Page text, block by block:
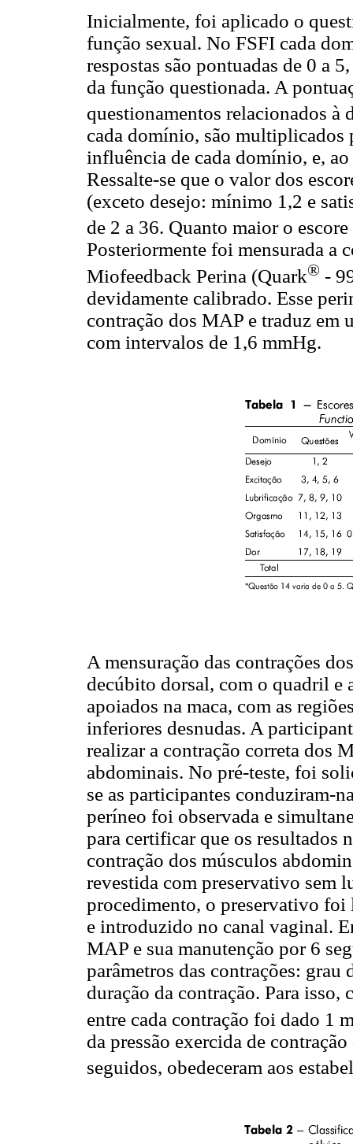
Inicialmente, foi aplicado o
função sexual. No FSFI cada
respostas são pontuadas de 0 a
da função questionada. A
questionamentos relacionados à
cada domínio, são multiplicados
influência de cada domínio, e,
Ressalte-se que o valor dos
(exceto desejo: mínimo 1,2 e
de 2 a 36. Quanto maior o
Posteriormente foi mensurada a
Miofeedback Perina (Quark® -
devidamente calibrado. Esse
contração dos MAP e traduz em
com intervalos de 1,6 mmHg.
A mensuração das contrações
decúbito dorsal, com o quadril e
apoiados na maca, com as
inferiores desnudas. A
realizar a contração correta dos
abdominais. No pré-teste, foi
se as participantes conduziram-
períneo foi observada e
para certificar que os resultados
contração dos músculos
revestida com preservativo sem
procedimento, o preservativo
e introduzido no canal vaginal.
MAP e sua manutenção por 6
parâmetros das contrações: grau
duração da contração. Para
entre cada contração foi dado 1
da pressão exercida de
seguidos, obedeceram aos